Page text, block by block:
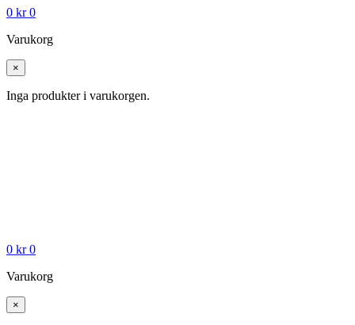
0 kr 0
Varukorg
×
Inga produkter i varukorgen.
0 kr 0
Varukorg
×